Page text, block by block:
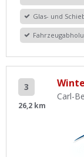
Glas- und
3
26,2 km
Carl-